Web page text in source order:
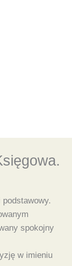
spokojny
w imieniu